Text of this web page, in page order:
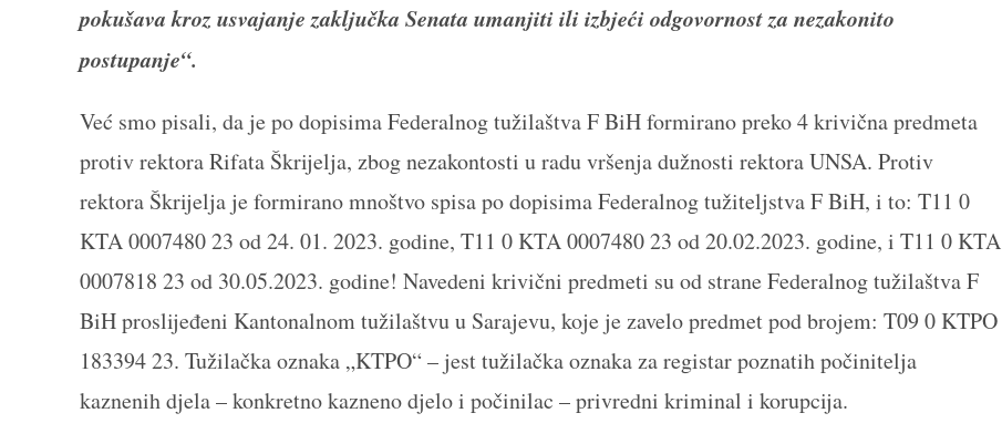
pokušava kroz usvajanje zaključka Senata umanjiti ili izbjeći odgovornost za nezakonito
postupanje“.
Već smo pisali, da je po dopisima Federalnog tužilaštva F BiH formirano preko 4 krivična predmeta
protiv rektora Rifata Škrijelja, zbog nezakontosti u radu vršenja dužnosti rektora UNSA. Protiv
rektora Škrijelja je formirano mnoštvo spisa po dopisima Federalnog tužiteljstva F BiH, i to: T11 0
KTA 0007480 23 od 24. 01. 2023. godine, T11 0 KTA 0007480 23 od 20.02.2023. godine, i T11 0 KTA
0007818 23 od 30.05.2023. godine! Navedeni krivični predmeti su od strane Federalnog tužilaštva F
BiH proslijeđeni Kantonalnom tužilaštvu u Sarajevu, koje je zavelo predmet pod brojem: T09 0 KTPO
183394 23. Tužilačka oznaka „KTPO“ – jest tužilačka oznaka za registar poznatih počinitelja
kaznenih djela – konkretno kazneno djelo i počinilac – privredni kriminal i korupcija.